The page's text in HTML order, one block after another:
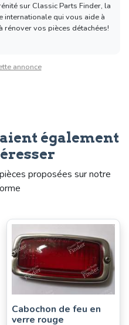
sur Classic Parts Finder, la
internationale qui vous aide à
rénover vos pièces détachées!
annonce
également
proposées sur notre
Cabochon de feu en
verre rouge